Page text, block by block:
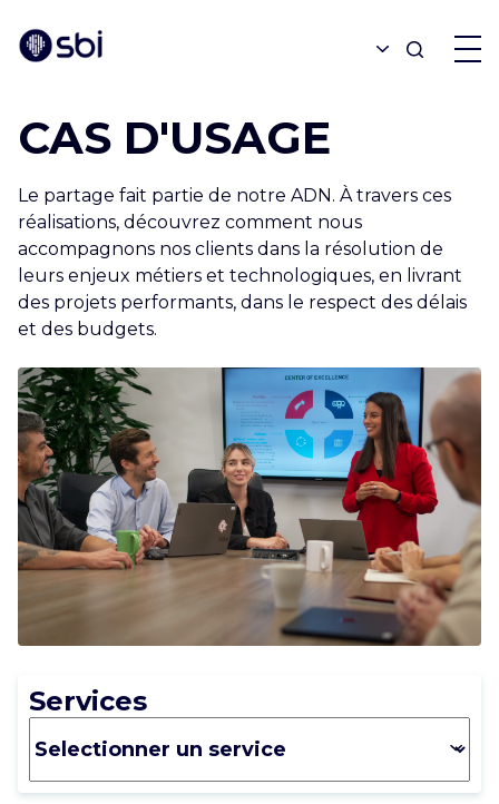
OFFRES
PARTENAIRES
RÉALISATIONS
À PROPOS
CARRIÈRE NOUS CONTACTER
CAS D'USAGE
Le partage fait partie de notre ADN. À travers ces
réalisations, découvrez comment nous
accompagnons nos clients dans la résolution de
leurs enjeux métiers et technologiques, en livrant
des projets performants, dans le respect des délais
et des budgets.
Services